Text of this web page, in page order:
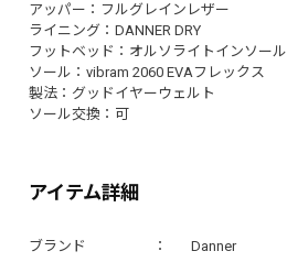
アイテム詳細
ブランド
Danner
アッパー：フルグレインレザー
ライニング：DANNER DRY
フットベッド：オルソライトインソール
ソール：vibram 2060 EVAフレックス
製法：グッドイヤーウェルト
ソール交換：可